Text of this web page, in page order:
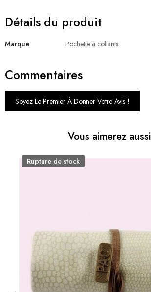
Détails du produit
Marque Pochette à collants
Commentaires
Soyez Le Premier À Donner Votre Avis !
Vous aimerez aussi
Rupture de stock